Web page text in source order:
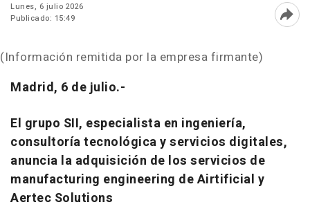
Lunes, 6 julio 2026
Publicado: 15:49
(Información remitida por la empresa firmante)
Madrid, 6 de julio.-
El grupo SII, especialista en ingeniería,
consultoría tecnológica y servicios digitales,
anuncia la adquisición de los servicios de
manufacturing engineering de Airtificial y
Aertec Solutions